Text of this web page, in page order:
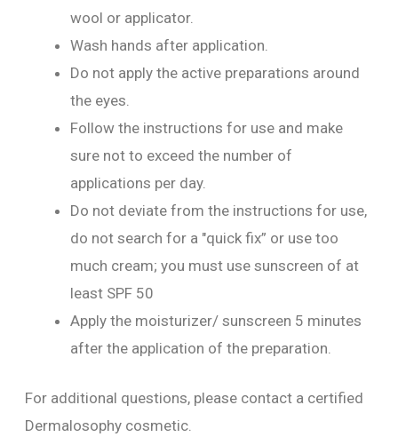
wool or applicator.
Wash hands after application.
Do not apply the active preparations around
the eyes.
Follow the instructions for use and make
sure not to exceed the number of
applications per day.
Do not deviate from the instructions for use,
do not search for a "quick fix” or use too
much cream; you must use sunscreen of at
least SPF 50
Apply the moisturizer/ sunscreen 5 minutes
after the application of the preparation.
For additional questions, please contact a certified
Dermalosophy cosmetic.